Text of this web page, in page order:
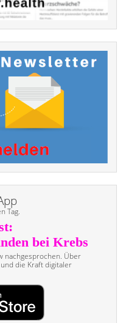
Tag.
nach­gesprochen. Über
die Kraft digitaler